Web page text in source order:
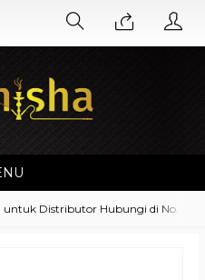
Distributor Hubungi di No.